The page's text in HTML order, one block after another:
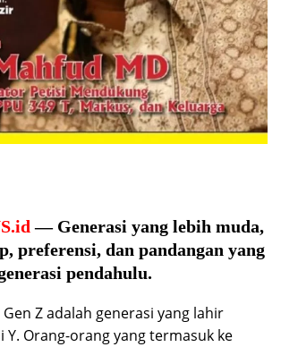
— Generasi yang lebih muda,
preferensi, dan pandangan yang
pendahulu.
Z adalah generasi yang lahir
Y. Orang-orang yang termasuk ke